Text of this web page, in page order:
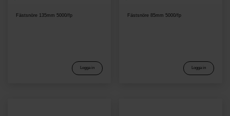
Fästsnöre 135mm 5000/fp
Logga in
Fästsnöre 85mm 5000/fp
Logga in